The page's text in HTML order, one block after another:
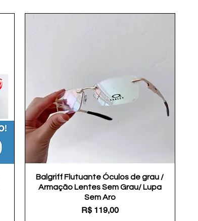
Visualização rápida
Balgriff Flutuante Óculos de grau /
Armação Lentes Sem Grau/ Lupa
Sem Aro
Preço
R$ 119,00